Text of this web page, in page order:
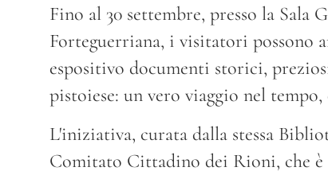
Fino al 30 settembre, presso la Sala
Forteguerriana, i visitatori possono
espositivo documenti storici,
pistoiese: un vero viaggio nel
L'iniziativa, curata dalla stessa
Comitato Cittadino dei Rioni, che